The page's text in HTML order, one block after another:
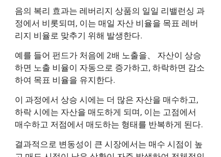
음의 복리 효과는 레버리지 상품의 일일 리밸런싱 과
정에서 비롯되며, 이는 매일 자산 비율을 목표 레버
리지 비율로 맞추기 위해 발생한다.
예를 들어 펀드가 처음에 2배 노출을、 자산이 상승
하면 노출 비율이 자동으로 증가하고, 하락하면 감소
하여 목표 비율을 유지한다.
이 과정에서 상승 시에는 더 많은 자산을 매수하고,
하락 시에는 자산을 매도하게 되며, 이는 고점에서
매수하고 저점에서 매도하는 형태를 반복하게 된다.
결과적으로 변동성이 큰 시장에서는 매수 시점이 높